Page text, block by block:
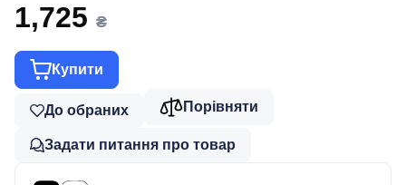
1,725 ₴
Купити
До обраних Порівняти
Задати питання про товар